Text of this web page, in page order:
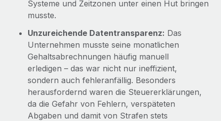
Systeme und Zeitzonen unter einen Hut bringen
musste.
Unzureichende Datentransparenz: Das
Unternehmen musste seine monatlichen
Gehaltsabrechnungen häufig manuell
erledigen – das war nicht nur ineffizient,
sondern auch fehleranfällig. Besonders
herausfordernd waren die Steuererklärungen,
da die Gefahr von Fehlern, verspäteten
Abgaben und damit von Strafen stets